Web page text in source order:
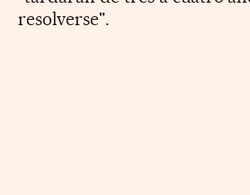
resolverse".